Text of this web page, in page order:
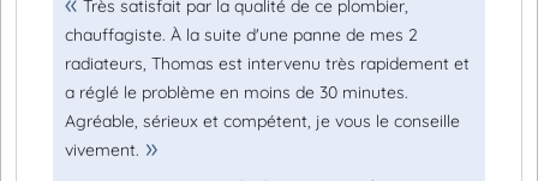
Très satisfait par la qualité de ce plombier,
chauffagiste. À la suite d'une panne de mes 2
radiateurs, Thomas est intervenu très rapidement et
a réglé le problème en moins de 30 minutes.
Agréable, sérieux et compétent, je vous le conseille
vivement.